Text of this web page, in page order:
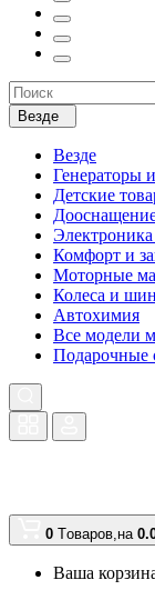
Везде
Везде
Генераторы
Детские
Комфорт и
Моторные
Колеса и
Автохимия
Все модели
Подарочные
0 Tоваров,на
Ваша